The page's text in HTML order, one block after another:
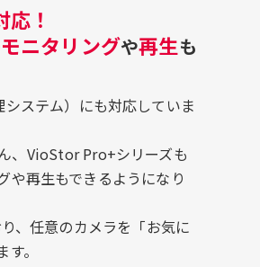
！
モニタリングや再生も
ステム）にも対応していま
、VioStor Pro+シリーズも
や再生もできるようになり
、任意のカメラを「お気に
。